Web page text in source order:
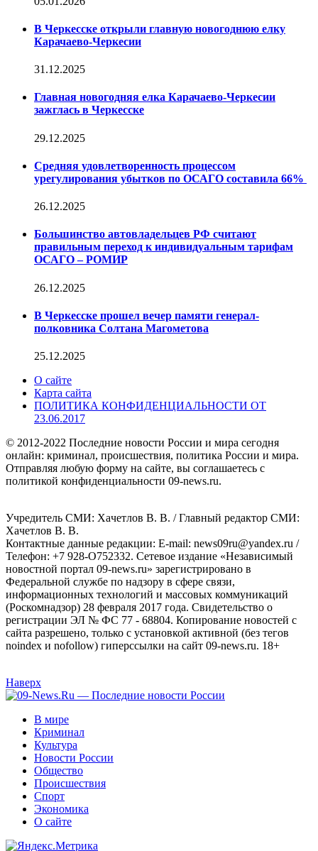
В Черкесске открыли главную новогоднюю елку
Карачаево-Черкесии
31.12.2025
Главная новогодняя елка Карачаево-Черкесии
зажглась в Черкесске
29.12.2025
Средняя удовлетворенность процессом
урегулирования убытков по ОСАГО составила 66%
26.12.2025
Большинство автовладельцев РФ считают
правильным переход к индивидуальным тарифам
ОСАГО – РОМИР
26.12.2025
В Черкесске прошел вечер памяти генерал-
полковника Солтана Магометова
25.12.2025
О сайте
Карта сайта
ПОЛИТИКА КОНФИДЕНЦИАЛЬНОСТИ ОТ
23.06.2017
© 2012-2022 Последние новости России и мира сегодня
онлайн: криминал, происшествия, политика России и мира.
Отправляя любую форму на сайте, вы соглашаетесь с
политикой конфиденциальности 09-news.ru.
Учредитель СМИ: Хaчeтлoв B. B. / Главный редактор СМИ:
Хaчeтлoв B. B.
Контактные данные редакции: E-mail: news09ru@yandex.ru /
Телефон: +7 928-O752332. Сетевое издание «Независимый
новостной портал 09-news.ru» зарегистрировано в
Федеральной службе по надзору в сфере связи,
информационных технологий и массовых коммуникаций
(Роскомнадзор) 28 февраля 2017 года. Свидетельство о
регистрации ЭЛ № ФС 77 - 68804. Копирование новостей с
сайта разрешено, только с установкой активной (без тегов
noindex и nofollow) гиперссылки на сайт 09-news.ru. 18+
Наверх
В мире
Криминал
Культура
Новости России
Общество
Происшествия
Спорт
Экономика
О сайте